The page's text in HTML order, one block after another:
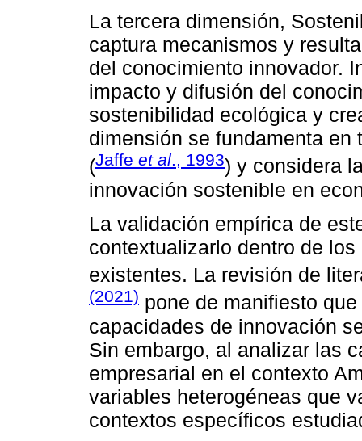
La tercera dimensión,
captura mecanismos y
del conocimiento innovador.
impacto y difusión del
sostenibilidad ecológica y
dimensión se fundamenta
(Jaffe et al., 1993) y considera
innovación sostenible en
La validación empírica de
contextualizarlo dentro de
existentes. La revisión de
(2021) pone de manifiesto
capacidades de innovación
Sin embargo, al analizar las
empresarial en el contexto
variables heterogéneas que
contextos específicos